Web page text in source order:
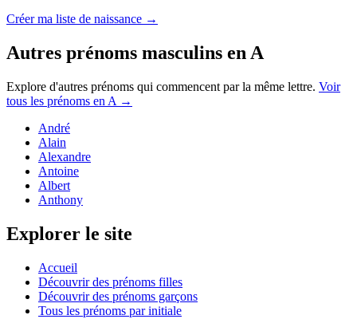
Créer ma liste de naissance →
Autres prénoms masculins en A
Explore d'autres prénoms qui commencent par la même lettre. Voir
tous les prénoms en A →
André
Alain
Alexandre
Antoine
Albert
Anthony
Explorer le site
Accueil
Découvrir des prénoms filles
Découvrir des prénoms garçons
Tous les prénoms par initiale